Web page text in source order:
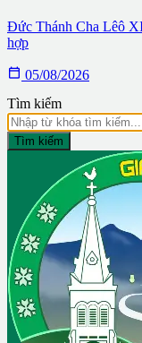
Đức Thánh Cha Lêô
hợp
 05/08/2026
Tìm kiếm
Tìm kiếm